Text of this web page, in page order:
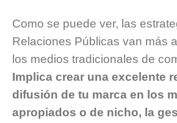
Como se puede ver, las
Relaciones Públicas van más
los medios tradicionales de
Implica crear una excelente
difusión de tu marca en los
apropiados o de nicho, la